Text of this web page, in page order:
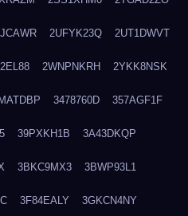
2UFYK23Q 2UT1DWVT
2WNPNKRH 2YKK8NSK
3478760D 357AGF1F
39PXKH1B 3A43DKQP
3BKC9MX3 3BWP93L1
3F84EALY 3GKCN4NY